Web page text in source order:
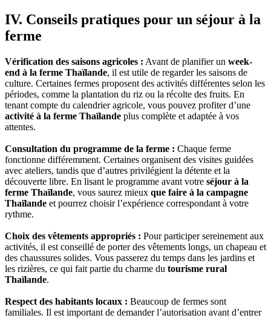
IV. Conseils pratiques pour un séjour à la
ferme
Vérification des saisons agricoles : Avant de planifier un week-
end à la ferme Thaïlande, il est utile de regarder les saisons de
culture. Certaines fermes proposent des activités différentes selon les
périodes, comme la plantation du riz ou la récolte des fruits. En
tenant compte du calendrier agricole, vous pouvez profiter d’une
activité à la ferme Thaïlande plus complète et adaptée à vos
attentes.
Consultation du programme de la ferme : Chaque ferme
fonctionne différemment. Certaines organisent des visites guidées
avec ateliers, tandis que d’autres privilégient la détente et la
découverte libre. En lisant le programme avant votre séjour à la
ferme Thaïlande, vous saurez mieux que faire à la campagne
Thaïlande et pourrez choisir l’expérience correspondant à votre
rythme.
Choix des vêtements appropriés : Pour participer sereinement aux
activités, il est conseillé de porter des vêtements longs, un chapeau et
des chaussures solides. Vous passerez du temps dans les jardins et
les rizières, ce qui fait partie du charme du tourisme rural
Thaïlande.
Respect des habitants locaux : Beaucoup de fermes sont
familiales. Il est important de demander l’autorisation avant d’entrer